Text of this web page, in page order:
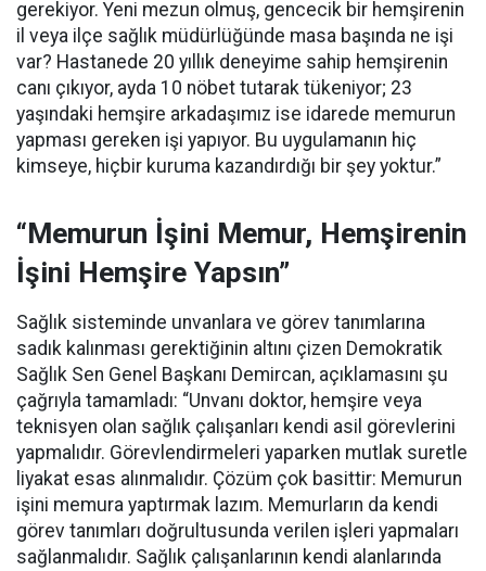
gerekiyor. Yeni mezun olmuş, gencecik bir hemşirenin
il veya ilçe sağlık müdürlüğünde masa başında ne işi
var? Hastanede 20 yıllık deneyime sahip hemşirenin
canı çıkıyor, ayda 10 nöbet tutarak tükeniyor; 23
yaşındaki hemşire arkadaşımız ise idarede memurun
yapması gereken işi yapıyor. Bu uygulamanın hiç
kimseye, hiçbir kuruma kazandırdığı bir şey yoktur.”
“Memurun İşini Memur, Hemşirenin
İşini Hemşire Yapsın”
Sağlık sisteminde unvanlara ve görev tanımlarına
sadık kalınması gerektiğinin altını çizen Demokratik
Sağlık Sen Genel Başkanı Demircan, açıklamasını şu
çağrıyla tamamladı: “Unvanı doktor, hemşire veya
teknisyen olan sağlık çalışanları kendi asil görevlerini
yapmalıdır. Görevlendirmeleri yaparken mutlak suretle
liyakat esas alınmalıdır. Çözüm çok basittir: Memurun
işini memura yaptırmak lazım. Memurların da kendi
görev tanımları doğrultusunda verilen işleri yapmaları
sağlanmalıdır. Sağlık çalışanlarının kendi alanlarında